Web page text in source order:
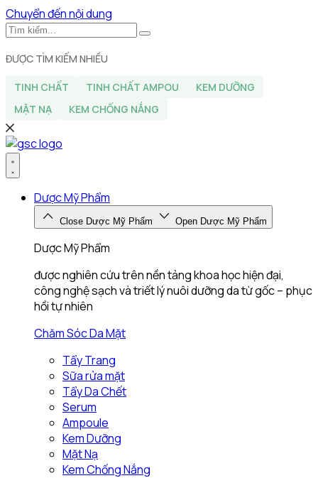
Chuyển đến nội dung
ĐƯỢC TÌM KIẾM NHIỀU
TINH CHẤT TINH CHẤT AMPOU
KEM DƯỠNG
MẶT NẠ
KEM CHỐNG NẮNG
Dược Mỹ Phẩm
Close Dược Mỹ Phẩm Open Dược Mỹ Phẩm
Dược Mỹ Phẩm
được nghiên cứu trên nền tảng khoa học hiện đại,
công nghệ sạch và triết lý nuôi dưỡng da từ gốc – phục
hồi tự nhiên
Chăm Sóc Da Mặt
Tẩy Trang
Sữa rửa mặt
Tẩy Da Chết
Serum
Ampoule
Kem Dưỡng
Mặt Nạ
Kem Chống Nắng